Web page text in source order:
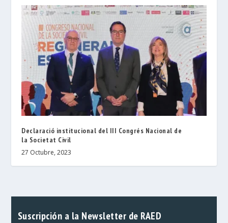
Declaració institucional del III Congrés Nacional de
la Societat Civil
27 Octubre, 2023
Suscripción a la Newsletter de RAED